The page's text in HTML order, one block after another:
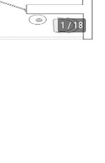
1 / 18